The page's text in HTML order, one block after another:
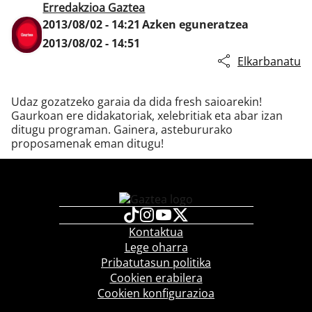
Erredakzioa Gaztea
2013/08/02 - 14:21 Azken eguneratzea
2013/08/02 - 14:51
Elkarbanatu
Udaz gozatzeko garaia da dida fresh saioarekin!
Gaurkoan ere didakatoriak, xelebritiak eta abar izan
ditugu programan. Gainera, astebururako
proposamenak eman ditugu!
Kontaktua
Lege oharra
Pribatutasun politika
Cookien erabilera
Cookien konfigurazioa